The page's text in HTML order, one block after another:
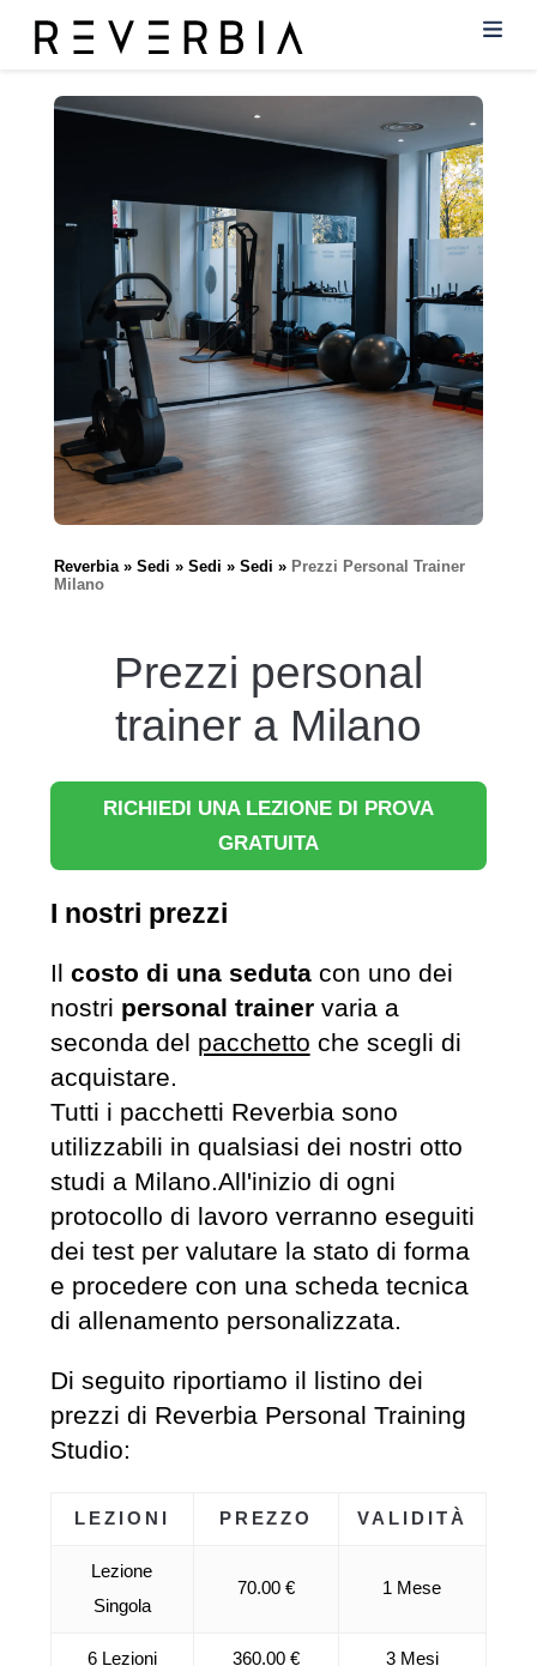
Reverbia Sedi Sedi Sedi
Prezzi Personal Trainer
Milano
Prezzi personal
trainer a Milano
RICHIEDI UNA LEZIONE DI PROVA
GRATUITA
I nostri prezzi
Il costo di una sedutacon uno dei
nostri personal trainervaria a
seconda del pacchetto che scegli di
acquistare.
Tutti i pacchetti Reverbia sono
utilizzabili in qualsiasi dei nostri otto
studi a Milano.All'inizio di ogni
protocollo di lavoro verranno eseguiti
dei test per valutare la stato di forma
e procedere con una scheda tecnica
di allenamento personalizzata.
Di seguito riportiamo il listino dei
prezzi di Reverbia Personal Training
Studio:
LEZIONI PREZZO VALIDITÀ
Lezione
Singola
70.00 € 1 Mese
6 Lezioni 360.00 € 3 Mesi